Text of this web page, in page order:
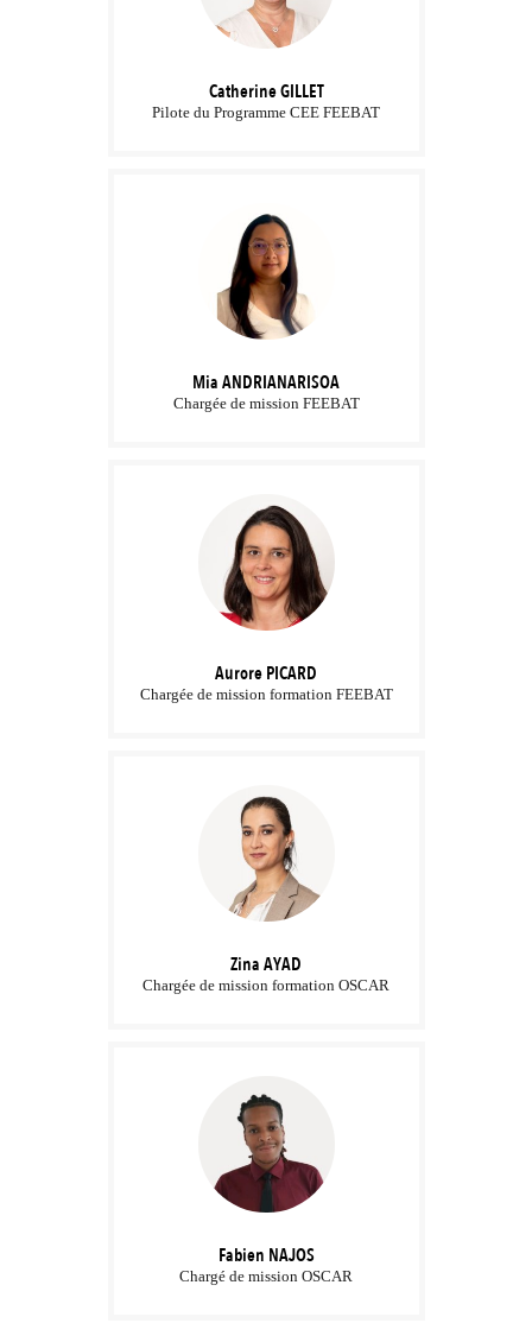
CatherineGILLET
Pilote du Programme CEE FEEBAT
Mia ANDRIANARISOA
Chargée de mission FEEBAT
Aurore PICARD
Chargée de mission formation FEEBAT
Zina AYAD
Chargée de mission formation OSCAR
Fabien NAJOS
Chargé de mission OSCAR